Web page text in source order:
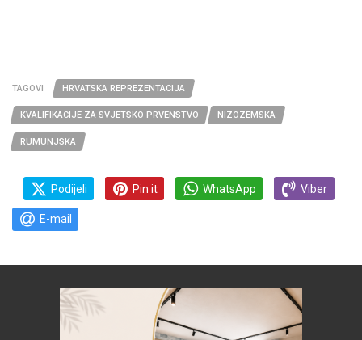
TAGOVI HRVATSKA REPREZENTACIJA
KVALIFIKACIJE ZA SVJETSKO PRVENSTVO NIZOZEMSKA
RUMUNJSKA
Podijeli Pin it WhatsApp Viber
E-mail